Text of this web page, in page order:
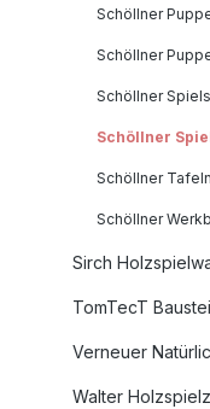
Schöllner
Schöllner
Schöllner
Schöllner
Schöllner Tafeln
Schöllner
Sirch
TomTecT
Verneuer
Walter